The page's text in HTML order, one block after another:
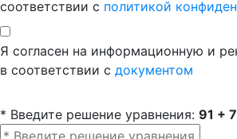
соответствии с политикой
Я согласен на информационную и
в соответствии с документом
* Введите решение уравнения: 91 +